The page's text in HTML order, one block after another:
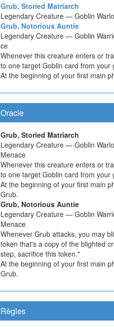
Grub, Storied Matriarch
Legendary Creature — Goblin
Grub, Notorious Auntie
Legendary Creature — Goblin
ce
Whenever this creature enters or
to one target Goblin card from your
At the beginning of your first main
Oracle
Grub, Storied Matriarch
Legendary Creature — Goblin
Menace
Whenever this creature enters or
to one target Goblin card from your
At the beginning of your first main
Grub.
Grub, Notorious Auntie
Legendary Creature — Goblin
Menace
Whenever Grub attacks, you may
token that's a copy of the blighted
step, sacrifice this token."
At the beginning of your first main
Grub.
Règles